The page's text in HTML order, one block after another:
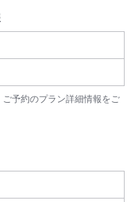
予約のプラン詳細情報をご